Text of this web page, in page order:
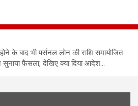
के बाद भी पर्सनल लोन की राशि समायोजित
फैसला, देखिए क्या दिया आदेश…